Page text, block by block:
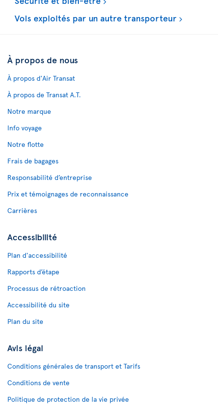
Vols exploités par un autre transporteur
À propos de nous
À propos d'Air Transat
À propos de Transat A.T.
Notre marque
Info voyage
Notre flotte
Frais de bagages
Responsabilité d’entreprise
Prix et témoignages de reconnaissance
Carrières
Accessibilité
Plan d'accessibilité
Rapports d’étape
Processus de rétroaction
Accessibilité du site
Plan du site
Avis légal
Conditions générales de transport et Tarifs
Conditions de vente
Politique de protection de la vie privée